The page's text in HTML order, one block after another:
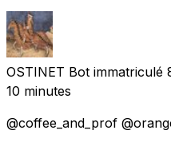
OSTINET Bot immatriculé
10 minutes
@coffee_and_prof